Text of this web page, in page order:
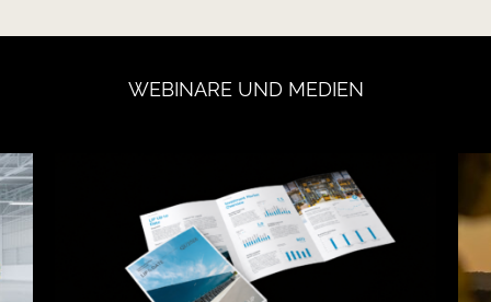
WEBINARE UND MEDIEN